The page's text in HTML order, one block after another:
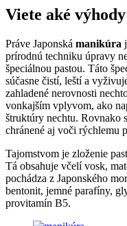
Viete aké
Práve Japonská manikúra
prírodnú techniku úpravy
špeciálnou pastou. Táto
súčasne čistí, leští a
zahladené nerovnosti
vonkajším vplyvom, ako
štruktúry nechtu. Rovnako
chránené aj voči rýchlemu
Tajomstvom je zloženie
Tá obsahuje včelí vosk,
pochádza z Japonského
bentonit, jemné parafíny,
provitamín B5.